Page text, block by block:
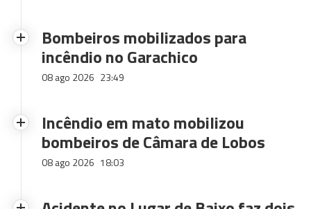
Bombeiros mobilizados para
incêndio no Garachico
08 ago 2026 23:49
Incêndio em mato mobilizou
bombeiros de Câmara de Lobos
08 ago 2026 18:03